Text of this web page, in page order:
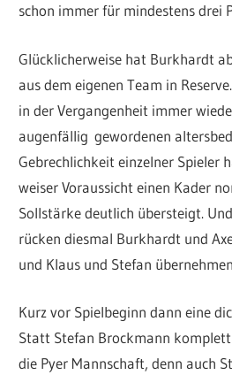
schon immer für mindestens drei
Glücklicherweise hat Burkhardt
aus dem eigenen Team in
in der Vergangenheit immer
augenfällig gewordenen
Gebrechlichkeit einzelner Spieler
weiser Voraussicht einen Kader
Sollstärke deutlich übersteigt.
rücken diesmal Burkhardt und
und Klaus und Stefan
Kurz vor Spielbeginn dann eine
Statt Stefan Brockmann
die Pyer Mannschaft, denn auch